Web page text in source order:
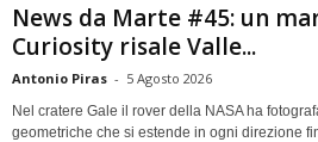
News da Marte #45: un
Curiosity risale Valle...
Antonio Piras - 5 Agosto 2026
Nel cratere Gale il rover della NASA ha
geometriche che si estende in ogni direzione